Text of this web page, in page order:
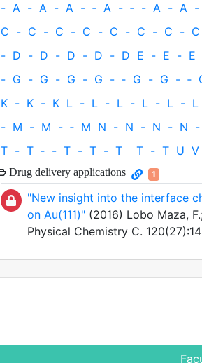
- A - A - A - ‐ A - ‐ - A - A -
C - C - C - C - C - C - C - C
- D - D - D - D - D E - E - E
- G - G - G - G - ‐ G - G - ‐
K - K - K L - L - L - L - L - L
- M - M - ‐ M N - N - N - N -
T - T ‐ - T - T - T T - T U V
Drug delivery applications 1
"New insight into the interface
on Au(111)" (2016) Lobo Maza,
Physical Chemistry C.